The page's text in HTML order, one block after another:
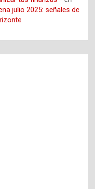
julio 2025: señales de